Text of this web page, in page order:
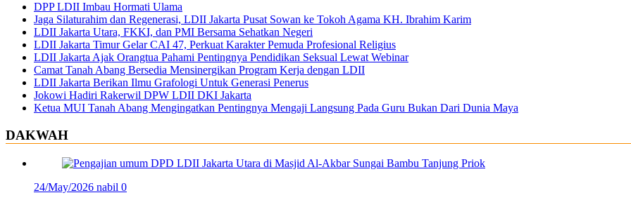
DPP LDII Imbau Hormati Ulama
Jaga Silaturahim dan Regenerasi, LDII Jakarta Pusat Sowan ke Tokoh Agama KH. Ibrahim Karim
LDII Jakarta Utara, FKKI, dan PMI Bersama Sehatkan Negeri
LDII Jakarta Timur Gelar CAI 47, Perkuat Karakter Pemuda Profesional Religius
LDII Jakarta Ajak Orangtua Pahami Pentingnya Pendidikan Seksual Lewat Webinar
Camat Tanah Abang Bersedia Mensinergikan Program Kerja dengan LDII
LDII Jakarta Berikan Ilmu Grafologi Untuk Generasi Penerus
Jokowi Hadiri Rakerwil DPW LDII DKI Jakarta
Ketua MUI Tanah Abang Mengingatkan Pentingnya Mengaji Langsung Pada Guru Bukan Dari Dunia Maya
DAKWAH
24/May/2026 nabil 0